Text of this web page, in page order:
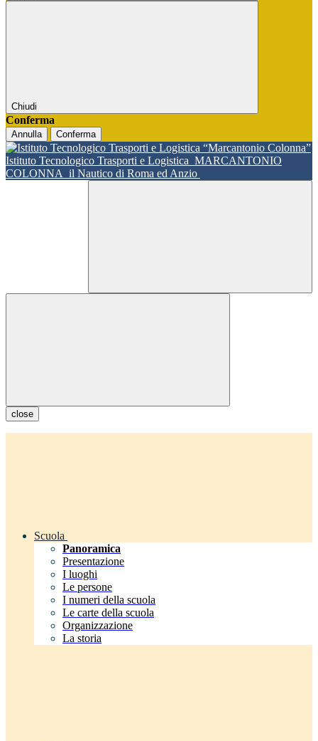
Chiudi
Conferma
Annulla Conferma
Istituto Tecnologico Trasporti e Logistica MARCANTONIO
COLONNA il Nautico di Roma ed Anzio
close
Scuola
Panoramica
Presentazione
I luoghi
Le persone
I numeri della scuola
Le carte della scuola
Organizzazione
La storia